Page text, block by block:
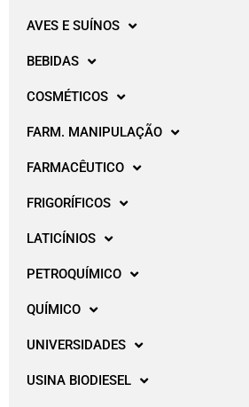
AVES E SUÍNOS
BEBIDAS
COSMÉTICOS
FARM. MANIPULAÇÃO
FARMACÊUTICO
FRIGORÍFICOS
LATICÍNIOS
PETROQUÍMICO
QUÍMICO
UNIVERSIDADES
USINA BIODIESEL